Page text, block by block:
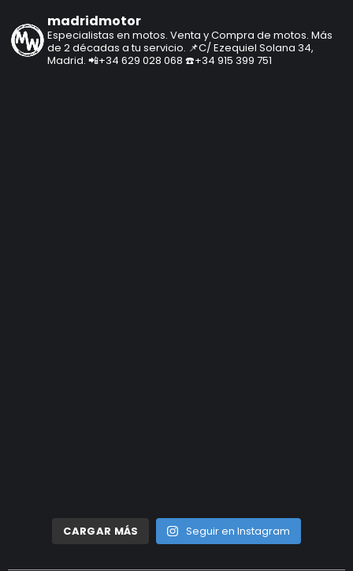
madridmotor
Especialistas en motos. Venta y Compra de motos. Más
de 2 décadas a tu servicio. 📌C/ Ezequiel Solana 34,
Madrid. 📲+34 629 028 068 ☎️+34 915 399 751
CARGAR MÁS Seguir en Instagram